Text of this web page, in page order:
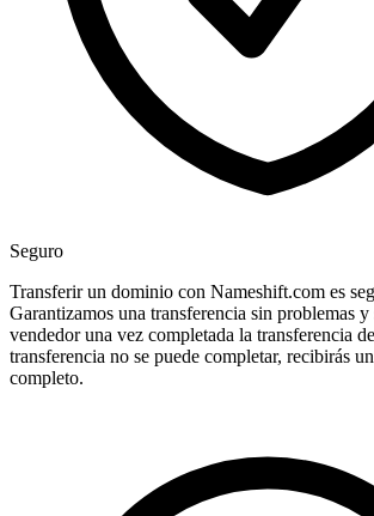
Seguro
Transferir un dominio con Nameshift.com es
Garantizamos una transferencia sin problemas
vendedor una vez completada la transferencia
transferencia no se puede completar, recibirás
completo.